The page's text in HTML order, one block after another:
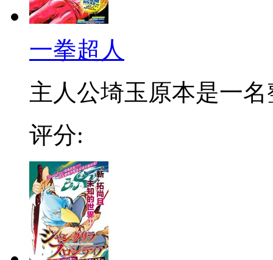
一拳超人
主人公埼玉原本是一名
评分: